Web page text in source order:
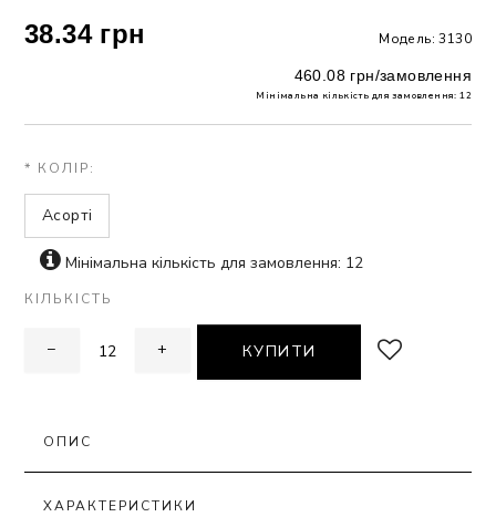
38.34 грн Модель: 3130
460.08 грн/замовлення
Мінімальна кількість для замовлення: 12
* КОЛІР:
Асорті
Мінімальна кількість для замовлення: 12
КІЛЬКІСТЬ
− + КУПИТИ
ОПИС
ХАРАКТЕРИСТИКИ